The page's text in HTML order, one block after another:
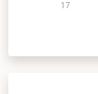
17